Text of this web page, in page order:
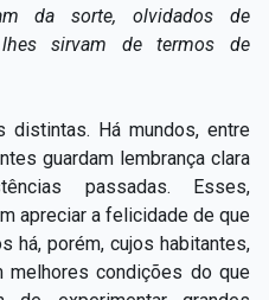
da sorte, olvidados de
sirvam de termos de
distintas. Há mundos, entre
guardam lembrança clara
passadas. Esses,
apreciar a felicidade de que
há, porém, cujos habitantes,
melhores condições do que